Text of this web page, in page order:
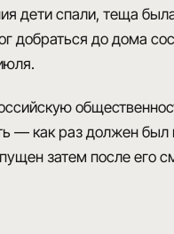
дети спали, теща
добраться до дома
— как раз должен был
затем после его